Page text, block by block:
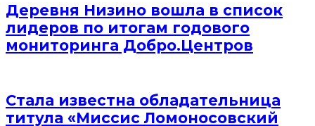
Деревня Низино вошла в список
лидеров по итогам годового
мониторинга Добро.Центров
Стала известна обладательница
титула «Миссис Ломоносовский